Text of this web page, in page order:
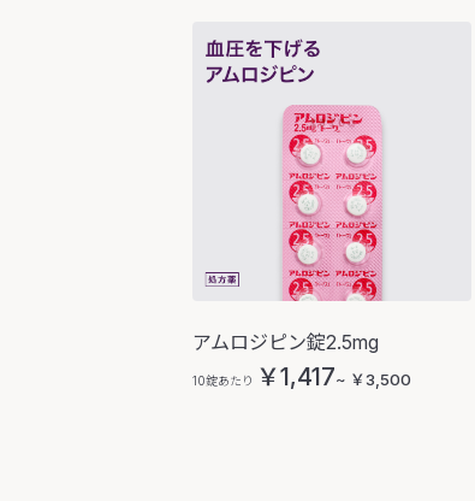
アムロジピン錠2.5mg
10錠あたり ￥1,417~ ￥3,500